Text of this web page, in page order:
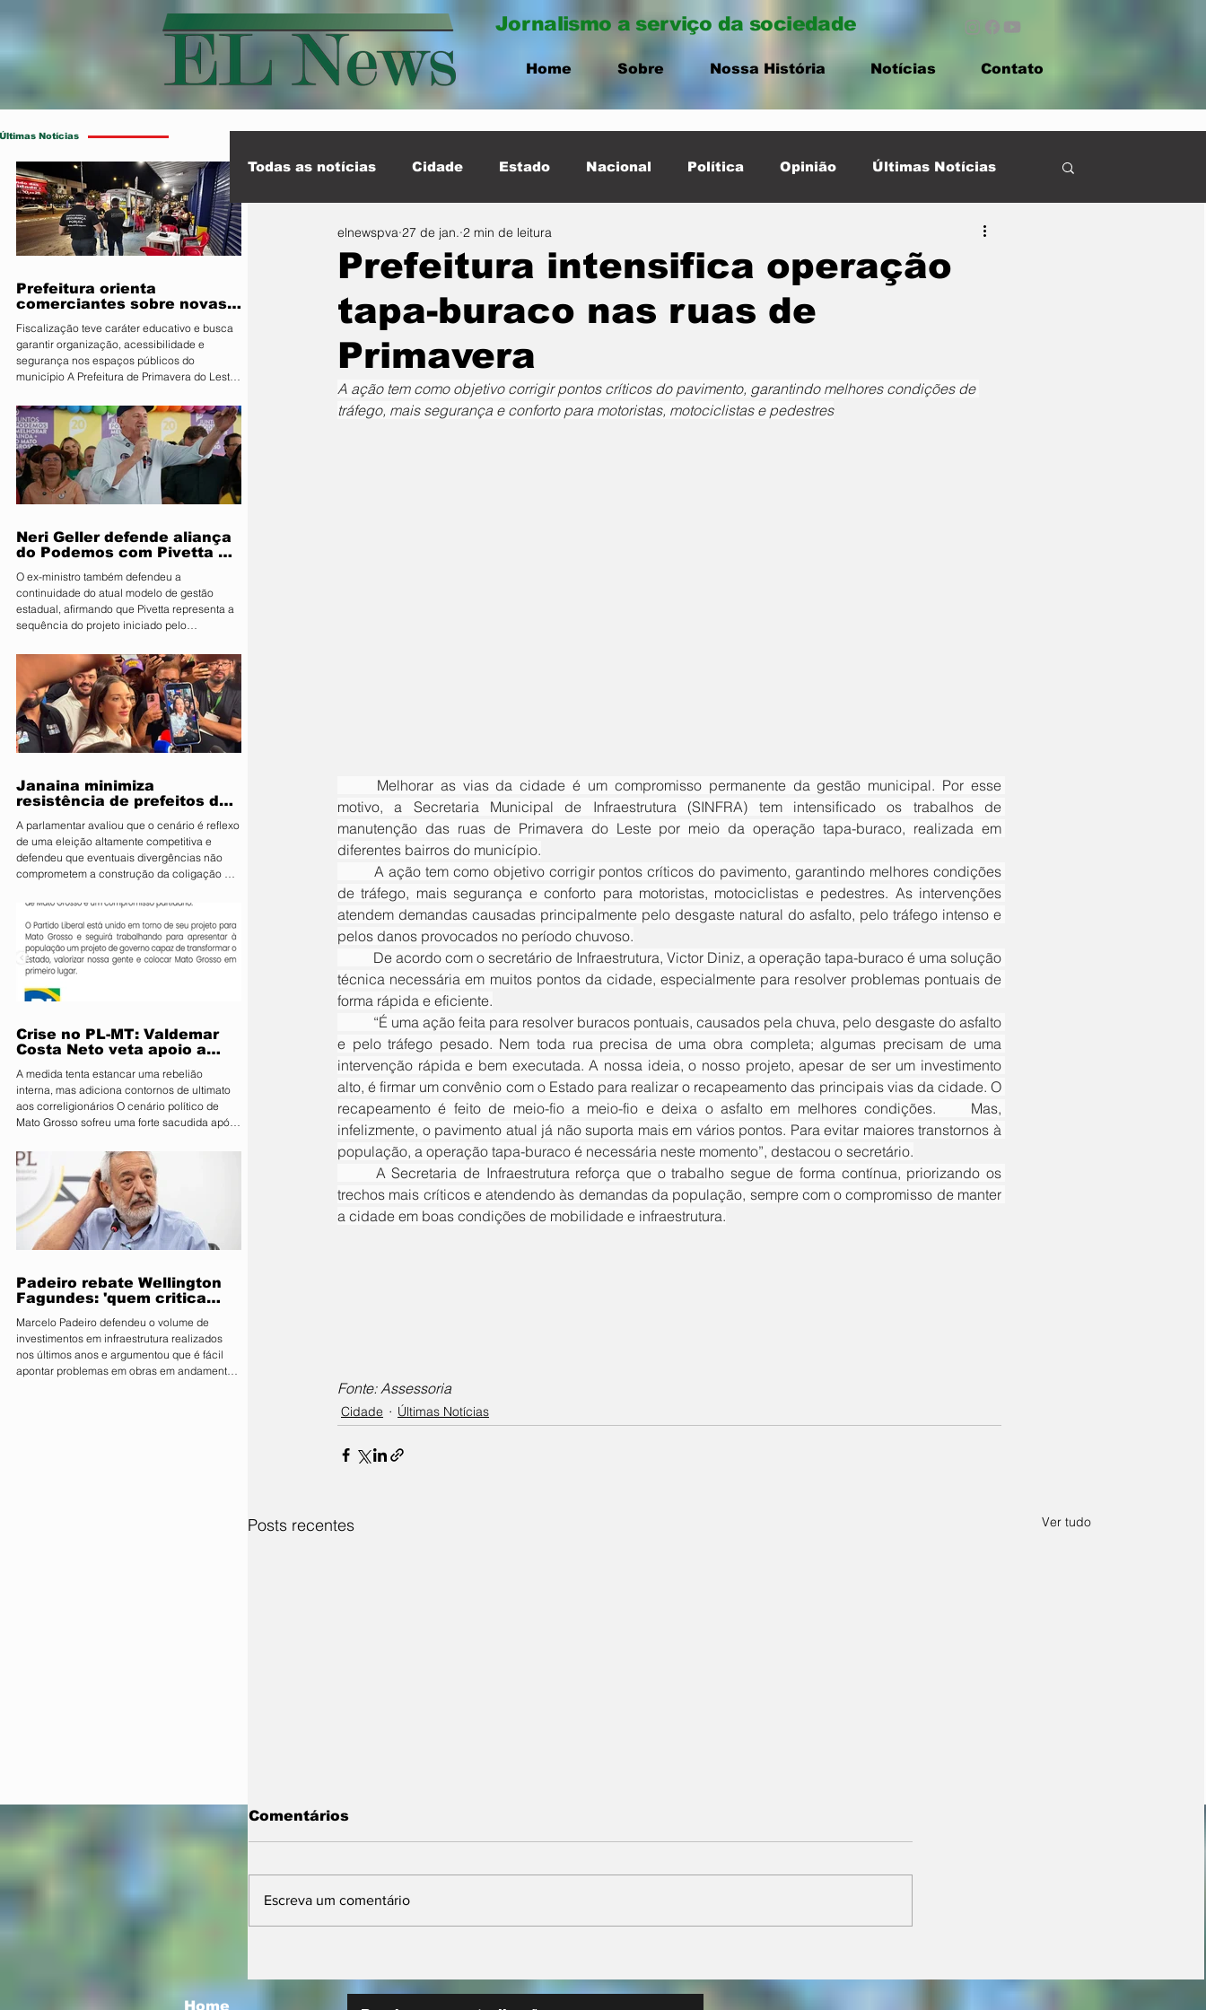
Jornalismo a serviço da sociedade
Home Sobre Nossa História Notícias Contato
Últimas Notícias
Prefeitura orienta
comerciantes sobre novas
trucks
Fiscalização teve caráter educativo e busca
garantir organização, acessibilidade e
segurança nos espaços públicos do
município A Prefeitura de Primavera do Leste,
Segurança Pública e Mobilidade Urbana, em
parceria com a Fiscalização de Obras e
Posturas, realizou uma ação de orientação
aos proprietários de food trucks e
comerciantes ambulantes na noite desta
sexta-feira (31), sobre as novas regras para
utilização de mesas e cadeiras em espa
Neri Geller defende aliança
do Podemos com Pivetta e
com esse acordo
O ex-ministro também defendeu a
continuidade do atual modelo de gestão
estadual, afirmando que Pivetta representa a
sequência do projeto iniciado pelo
deputado federal pelo Podemos, Neri Geller,
participa nesta terça-feira (4) da convenção
do Republicanos e afirmou acreditar que o
partido deve oficializar uma aliança com a
sigla para apoiar a candidatura do
governador Otaviano Pivetta ao Governo de
Mato Grosso. Ao lado do também candid
Janaina minimiza
resistência de prefeitos do
essencial para fortalecer
candidatura do MDB ao
Senado
A parlamentar avaliou que o cenário é reflexo
de uma eleição altamente competitiva e
defendeu que eventuais divergências não
comprometem a construção da coligação A
candidata ao Senado, minimizou nesta terça-
feira (4) a resistência de integrantes do PL à
aliança entre os dois partidos e afirmou que
as divergências são naturais diante da
disputa eleitoral. Segundo ela, o acordo é
estratégico para fortalecer o projeto do MDB
e ampliar
Crise no PL-MT: Valdemar
Costa Neto veta apoio a
punição
A medida tenta estancar uma rebelião
interna, mas adiciona contornos de ultimato
aos correligionários O cenário político de
Mato Grosso sofreu uma forte sacudida após
do Partido Liberal (PL). Em reunião de
emergência realizada em Brasília, o
presidente nacional da sigla, Valdemar Costa
Neto, determinou que prefeitos, vereadores e
parlamentares da legenda no estado estão
expressamente proibidos de manifestar apoio
público ou pedir v
Padeiro rebate Wellington
Fagundes: 'quem critica
que mostrar'
Marcelo Padeiro defendeu o volume de
investimentos em infraestrutura realizados
nos últimos anos e argumentou que é fácil
apontar problemas em obras em andamento
Todas as notícias Cidade Estado Nacional Política Opinião Últimas Notícias
Esporte Internacional Destaque Cidade
Prefeitura intensifica operação
tapa-buraco nas ruas de
Primavera
elnewspva 27 de jan. 2 min de leitura
A ação tem como objetivo corrigir pontos críticos do pavimento, garantindo melhores condições de
tráfego, mais segurança e conforto para motoristas, motociclistas e pedestres
motivo, a Secretaria Municipal de Infraestrutura (SINFRA) tem intensificado os trabalhos de
manutenção das ruas de Primavera do Leste por meio da operação tapa-buraco, realizada em
diferentes bairros do município.
de tráfego, mais segurança e conforto para motoristas, motociclistas e pedestres. As intervenções
atendem demandas causadas principalmente pelo desgaste natural do asfalto, pelo tráfego intenso e
pelos danos provocados no período chuvoso.
técnica necessária em muitos pontos da cidade, especialmente para resolver problemas pontuais de
forma rápida e eficiente.
e pelo tráfego pesado. Nem toda rua precisa de uma obra completa; algumas precisam de uma
intervenção rápida e bem executada. A nossa ideia, o nosso projeto, apesar de ser um investimento
alto, é firmar um convênio com o Estado para realizar o recapeamento das principais vias da cidade. O
recapeamento é feito de meio-fio a meio-fio e deixa o asfalto em melhores condições. 	Mas,
infelizmente, o pavimento atual já não suporta mais em vários pontos. Para evitar maiores transtornos à
população, a operação tapa-buraco é necessária neste momento”, destacou o secretário.
trechos mais críticos e atendendo às demandas da população, sempre com o compromisso de manter
a cidade em boas condições de mobilidade e infraestrutura.
Fonte: Assessoria
Cidade Últimas Notícias
Posts recentes Ver tudo
novas regras para
com Pivetta e afirma
do PL e diz que aliança
Comentários
Escreva um comentário
Home